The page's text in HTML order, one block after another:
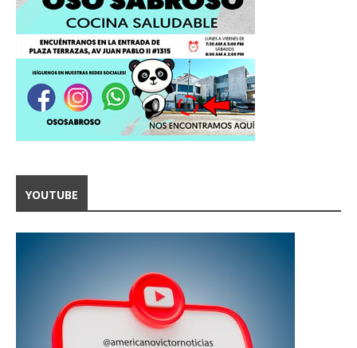
YOUTUBE